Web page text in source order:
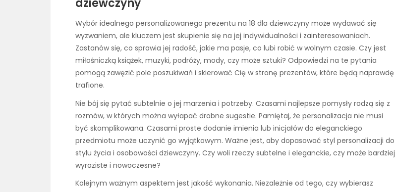
dziewczyny
Wybór idealnego personalizowanego prezentu na 18 dla dziewczyny może wydawać się
wyzwaniem, ale kluczem jest skupienie się na jej indywidualności i zainteresowaniach.
Zastanów się, co sprawia jej radość, jakie ma pasje, co lubi robić w wolnym czasie. Czy jest
miłośniczką książek, muzyki, podróży, mody, czy może sztuki? Odpowiedzi na te pytania
pomogą zawęzić pole poszukiwań i skierować Cię w stronę prezentów, które będą naprawdę
trafione.
Nie bój się pytać subtelnie o jej marzenia i potrzeby. Czasami najlepsze pomysły rodzą się z
rozmów, w których można wyłapać drobne sugestie. Pamiętaj, że personalizacja nie musi
być skomplikowana. Czasami proste dodanie imienia lub inicjałów do eleganckiego
przedmiotu może uczynić go wyjątkowym. Ważne jest, aby dopasować styl personalizacji do
stylu życia i osobowości dziewczyny. Czy woli rzeczy subtelne i eleganckie, czy może bardziej
wyraziste i nowoczesne?
Kolejnym ważnym aspektem jest jakość wykonania. Niezależnie od tego, czy wybierasz